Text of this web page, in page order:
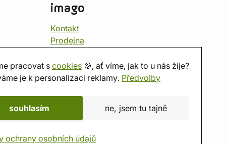
pracovat s cookies 🍪, ať víme, jak to u nás žije?
je k personalizaci reklamy. Předvolby
souhlasím ne, jsem tu tajně
ochrany osobních údajů
imago
Kontakt
Prodejna
O nás
Hodnocení obchodu